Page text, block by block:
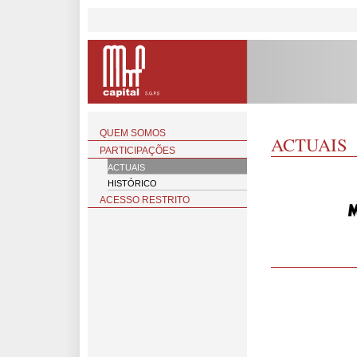
QUEM SOMOS
PARTICIPAÇÕES
ACTUAIS
HISTÓRICO
ACESSO RESTRITO
ACTUAIS